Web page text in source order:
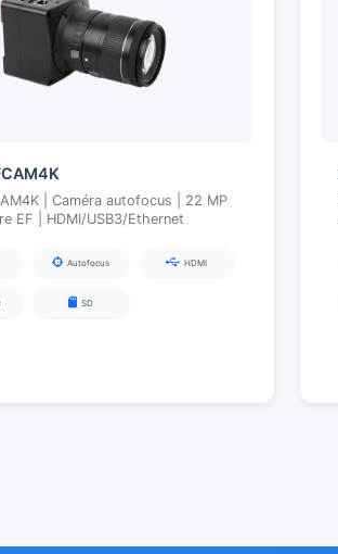
| Caméra autofocus | 22 MP
EF | HDMI/USB3/Ethernet
Autofocus HDMI
SD